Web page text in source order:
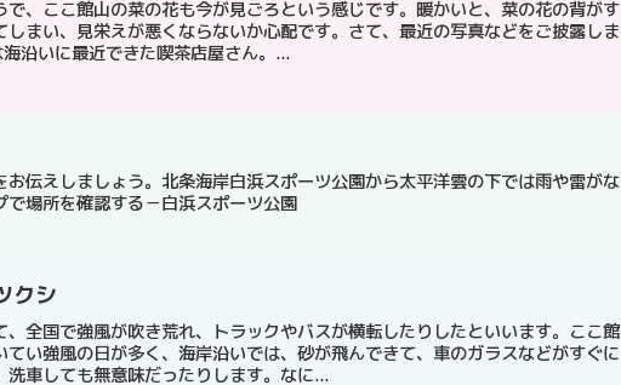
で、ここ館山の菜の花も今が見ごろという感じです。暖かいと、菜の花の背がす
しまい、見栄えが悪くならないか心配です。さて、最近の写真などをご披露しま
沿いに最近できた喫茶店屋さん。...
お伝えしましょう。北条海岸白浜スポーツ公園から太平洋雲の下では雨や雷がな
で場所を確認する－白浜スポーツ公園
クシ
、全国で強風が吹き荒れ、トラックやバスが横転したりしたといいます。ここ館
てい強風の日が多く、海岸沿いでは、砂が飛んできて、車のガラスなどがすぐに
洗車しても無意味だったりします。なに...